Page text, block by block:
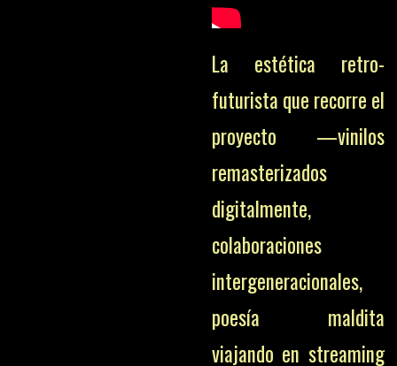
La estética retro-
futurista que recorre el
proyecto —vinilos
remasterizados
digitalmente,
colaboraciones
intergeneracionales,
poesía maldita
viajando en streaming